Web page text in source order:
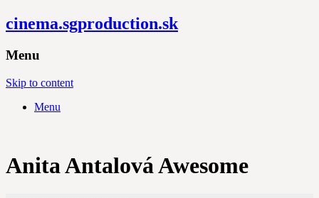
cinema.sgproduction.sk
Menu
Skip to content
Menu
Anita Antalová Awesome